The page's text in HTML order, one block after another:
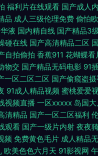
熟女资源网站 日韩伦理: www另类
费 91日韩精品国产 九色精品国产
人AV大 国产精品在线专区 亚洲无
友视频aa 日本一级免费大片 成人
久久综合久 肏逼社区 欧美剧在线
亚洲片视频欧美片日批 精品在线
福利片在线观看 国产成人
品 成人三级伦理免费 偷怕
液 国内精自线 国产精品3
碰在线 国产高清精品二区
自拍偷拍 香蕉911 花蝴蝶看
物交 国产精品无码电影 91
一区二区二区 国产偷窥盗
91成人精品视频 蜜桃爱爱
视频直播 一区xxxxx 岛国
清精品 国产一区二区福利
观看 国产一级片内射 夜夜
频 免费黄色毛片 成人精品
欧美色色六月天 91影视网